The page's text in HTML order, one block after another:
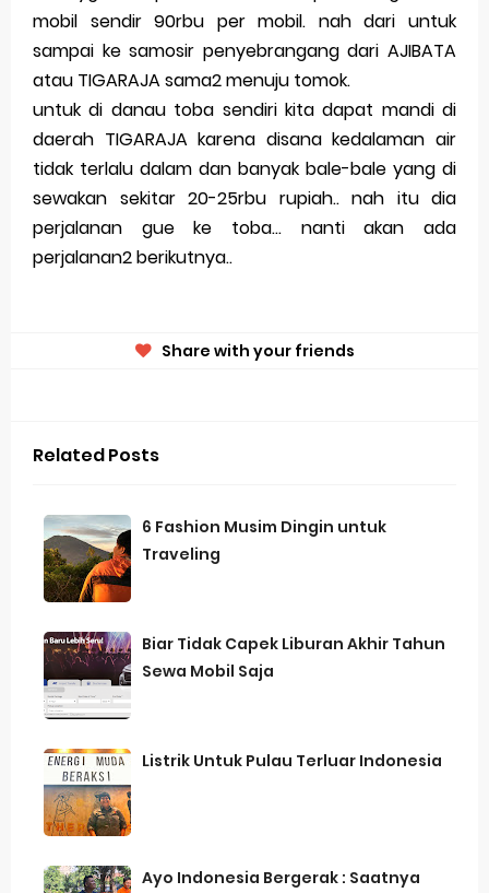
mobil sendir 90rbu per mobil. nah dari untuk
sampai ke samosir penyebrangang dari AJIBATA
atau TIGARAJA sama2 menuju tomok.
untuk di danau toba sendiri kita dapat mandi di
daerah TIGARAJA karena disana kedalaman air
tidak terlalu dalam dan banyak bale-bale yang di
sewakan sekitar 20-25rbu rupiah.. nah itu dia
perjalanan gue ke toba... nanti akan ada
perjalanan2 berikutnya..
Share with your friends
Related Posts
6 Fashion Musim Dingin untuk
Traveling
Biar Tidak Capek Liburan Akhir Tahun
Sewa Mobil Saja
Listrik Untuk Pulau Terluar Indonesia
Ayo Indonesia Bergerak : Saatnya